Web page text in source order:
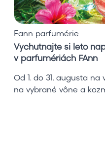
e
s
l
e
t
o
Fann parfumérie
Vychutnajte si leto
v parfumériách FAnn
Od 1. do 31. augusta
na vybrané vône a